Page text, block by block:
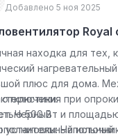
Добавлено 5 ноя 2025
Royal
находка для тех,
плюс для дома.
отключения при
500 Вт и
Черный
установки: Напольный